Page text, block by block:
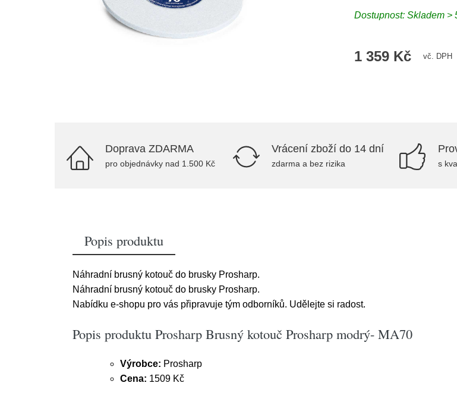
Dostupnost: Skladem >
1 359 Kč vč. DPH
Doprava ZDARMA
pro objednávky nad 1.500 Kč
Vrácení zboží do 14 dní
zdarma a bez rizika s
Popis produktu
Náhradní brusný kotouč do brusky Prosharp.
Náhradní brusný kotouč do brusky Prosharp.
Nabídku e-shopu pro vás připravuje tým odborníků. Udělejte si radost.
Popis produktu Prosharp Brusný kotouč Prosharp modrý- MA70
Výrobce: Prosharp
Cena: 1509 Kč